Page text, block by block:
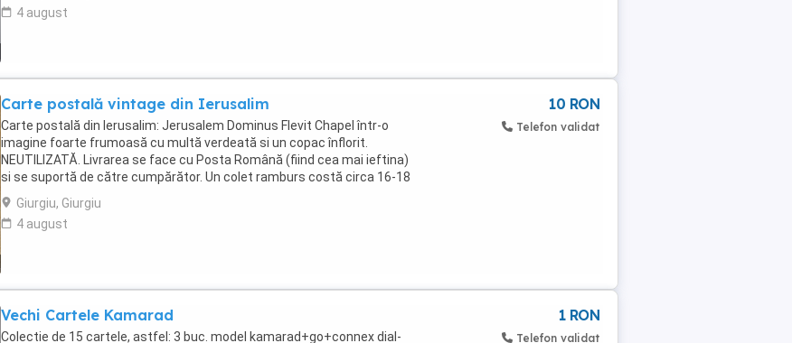
4 august
Carte postală vintage din Ierusalim
Carte postală din Ierusalim: Jerusalem Dominus Flevit Chapel într-o
imagine foarte frumoasă cu multă verdeată si un copac înflorit.
NEUTILIZATĂ. Livrarea se face cu Posta Română (fiind cea mai ieftina)
si se suportă de către cumpărător. Un colet ramburs costă circa 16-18
lei. Recomandăm să vedeti ...
Giurgiu, Giurgiu
4 august
10 RON
Telefon validat
Vechi Cartele Kamarad
Colectie de 15 cartele, astfel: 3 buc. model kamarad+go+connex dial-
1 RON
Telefon validat